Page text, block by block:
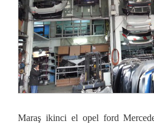
Maraş ikinci el opel ford